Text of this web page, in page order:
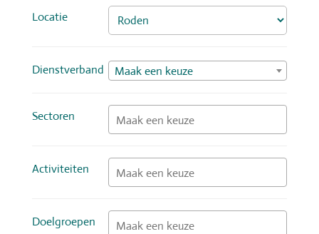
Locatie ‌
Dienstverband ‌ Maak een keuze
Sectoren ‌
Activiteiten ‌
Doelgroepen ‌